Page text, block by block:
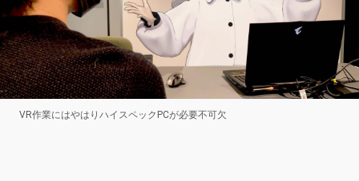
VR作業にはやはりハイスペックPCが必要不可欠